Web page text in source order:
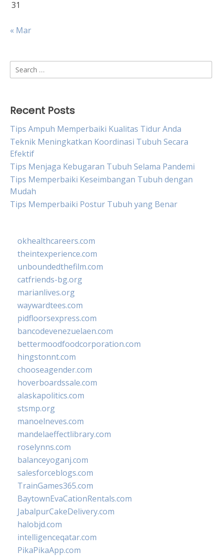
31
« Mar
Search
for:
Recent Posts
Tips Ampuh Memperbaiki Kualitas Tidur Anda
Teknik Meningkatkan Koordinasi Tubuh Secara
Efektif
Tips Menjaga Kebugaran Tubuh Selama Pandemi
Tips Memperbaiki Keseimbangan Tubuh dengan
Mudah
Tips Memperbaiki Postur Tubuh yang Benar
okhealthcareers.com
theintexperience.com
unboundedthefilm.com
catfriends-bg.org
marianlives.org
waywardtees.com
pidfloorsexpress.com
bancodevenezuelaen.com
bettermoodfoodcorporation.com
hingstonnt.com
chooseagender.com
hoverboardssale.com
alaskapolitics.com
stsmp.org
manoelneves.com
mandelaeffectlibrary.com
roselynns.com
balanceyoganj.com
salesforceblogs.com
TrainGames365.com
BaytownEvaCationRentals.com
JabalpurCakeDelivery.com
halobjd.com
intelligenceqatar.com
PikaPikaApp.com